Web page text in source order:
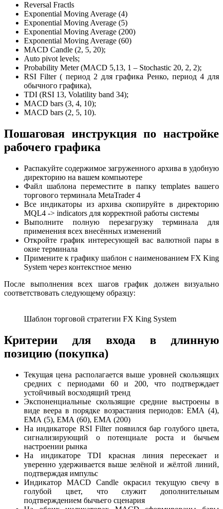
Reversal Fractls
Exponential Moving Average (4)
Exponential Moving Average (5)
Exponential Moving Average (200)
Exponential Moving Average (60)
MACD Candle (2, 5, 20);
Auto pivot levels;
Probability Meter (MACD 5,13, 1 – Stochastic 20, 2, 2);
RSI Filter ( период 2 для графика Ренко, период 4 для
обычного графика),
TDI (RSI 13, Volatility band 34);
MACD bars (3, 4, 10);
MACD bars (2, 5, 10).
Пошаговая инструкция по настройке
рабочего графика
Распакуйте содержимое загруженного архива в удобную
директорию на вашем компьютере
Файл шаблона переместите в папку templates вашего
торгового терминала MetaTrader 4
Все индикаторы из архива скопируйте в директорию
MQL4 -> indicators для корректной работы системы
Выполните полную перезагрузку терминала для
применения всех внесённых изменений
Откройте график интересующей вас валютной пары в
окне терминала
Примените к графику шаблон с наименованием FX King
System через контекстное меню
После выполнения всех шагов график должен визуально
соответствовать следующему образцу:
Шаблон торговой стратегии FX King System
Критерии для входа в длинную
позицию (покупка)
Текущая цена располагается выше уровней скользящих
средних с периодами 60 и 200, что подтверждает
устойчивый восходящий тренд
Экспоненциальные скользящие средние выстроены в
виде веера в порядке возрастания периодов: ЕМА (4),
ЕМА (5), ЕМА (60), ЕМА (200)
На индикаторе RSI Filter появился бар голубого цвета,
сигнализирующий о потенциале роста и бычьем
настроении рынка
На индикаторе TDI красная линия пересекает и
уверенно удерживается выше зелёной и жёлтой линий,
подтверждая импульс
Индикатор MACD Candle окрасил текущую свечу в
голубой цвет, что служит дополнительным
подтверждением бычьего сценария